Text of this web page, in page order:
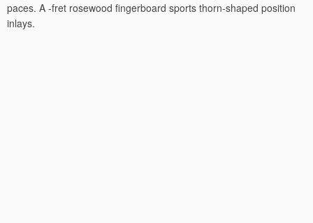
paces. A -fret rosewood fingerboard sports thorn-shaped position
inlays.